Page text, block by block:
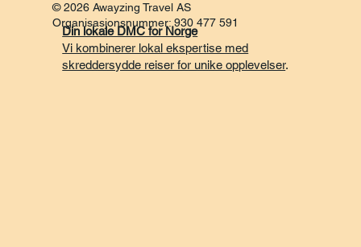
© 2026 Awayzing Travel AS
Organisasjonsnummer: 930 477 591
Din lokale DMC for Norge
Vi kombinerer lokal ekspertise med
skreddersydde reiser for unike opplevelser.